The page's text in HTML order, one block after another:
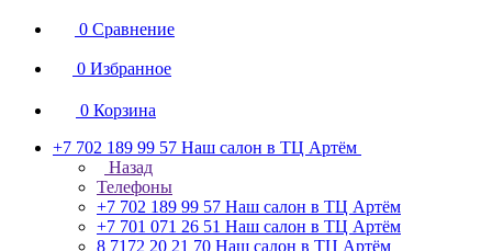
0 Сравнение
0 Избранное
0 Корзина
+7 702 189 99 57 Наш салон в ТЦ Артём
Назад
Телефоны
+7 702 189 99 57 Наш салон в ТЦ Артём
+7 701 071 26 51 Наш салон в ТЦ Артём
8 7172 20 21 70 Наш салон в ТЦ Артём